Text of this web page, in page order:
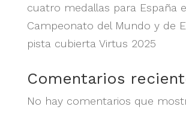
cuatro medallas para España
Campeonato del Mundo y de
pista cubierta Virtus 2025
Comentarios
No hay comentarios que